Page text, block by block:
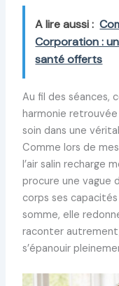
A lire aussi :
Corporation :
santé offerts
Au fil des séances,
harmonie
soin dans une
Comme lors de
l’air salin recharge
procure une vague
corps ses
somme, elle
raconter
s’épanouir